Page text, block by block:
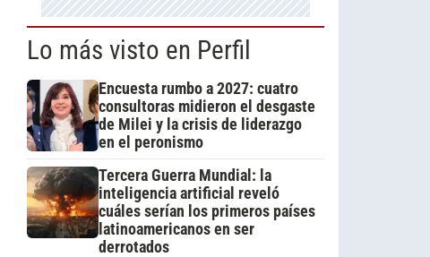
Lo más visto en Perfil
Encuesta rumbo a 2027: cuatro
consultoras midieron el desgaste
de Milei y la crisis de liderazgo
en el peronismo
Tercera Guerra Mundial: la
inteligencia artificial reveló
cuáles serían los primeros países
latinoamericanos en ser
derrotados